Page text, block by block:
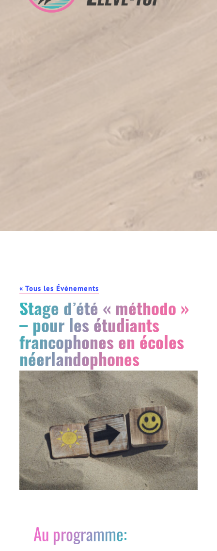
« Tous les Évènements
Stage d’été « méthodo »
– pour les étudiants
francophones en écoles
néerlandophones
Au programme: